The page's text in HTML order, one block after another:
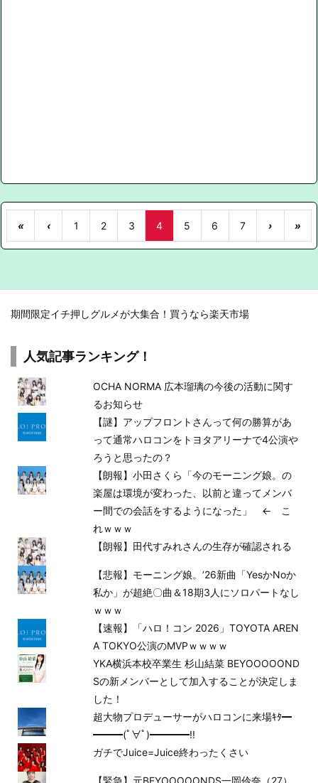
« ‹ 1 2 3 4 5 6 7 › »
期間限定イチ押しグルメが大集合！買うなら楽天市場
人気記事ランキング！
OCHA NORMA 広本瑠璃の今後の活動に関す
るお知らせ
【謎】アップフロントさんって何の勝算があ
って通常ハロコンをトヨタアリーナで4公演や
ろうと思ったの？
【朗報】小田さくら「今のモーニング娘。の
楽屋は環境が変わった、以前と違ってメンバ
ー間での会話をするようになった」 ← こ
れｗｗｗ
【朗報】田代すみれさんの生存が確認される
【悲報】モーニング娘。’26新曲「YesかNoか
私か」が超絶〇曲＆18期3人にソロパートなし
ｗｗｗ
【速報】「ハロ！コン 2026」TOYOTA AREN
A TOKYO公演のMVPｗｗｗｗ
YKA横浜本校卒業生 杉山結菜 BEYOOOOOND
Sの新メンバーとして加入することが決定しま
した！
超大物プロデューサーがハロコンに来場ｷﾀ━
━━━(ﾟ∀ﾟ)━━━━!!
ガチでJuice=Juice終わったくさい
【緊急】元BEYOOOOONDS一岡伶奈（27）